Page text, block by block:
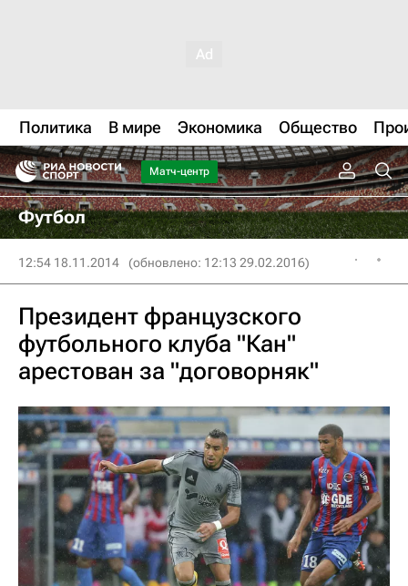
Политика В мире Экономика Общество
Матч-центр
Футбол
12:54 18.11.2014 (обновлено: 12:13 29.02.2016)
Президент французского
футбольного клуба "Кан"
арестован за "договорняк"